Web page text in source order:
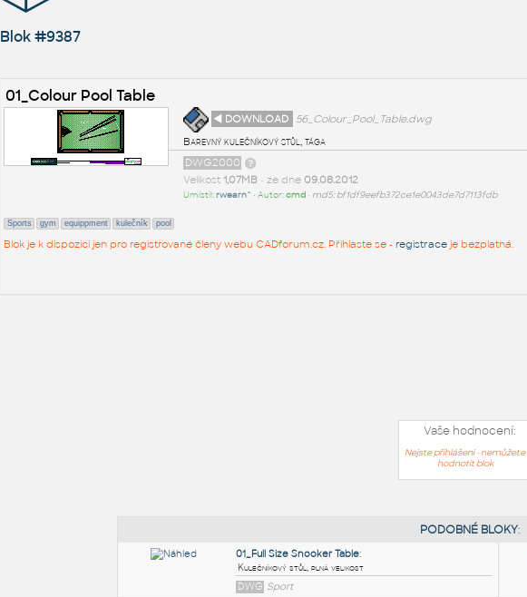
Blok #9387
01_Colour Pool Table
◄ DOWNLOAD
56_Colour_Pool_Table.dwg
Barevný kulečníkový stůl, tága
DWG2000
Velikost 1,07MB• ze dne 09.08.2012
Umístil:rwearn^ • Autor:cmd• md5: bf1df9eefb372ce1e0043de7d7113fdb
Sports gym equippment kulečník pool
Blok je k dispozici jen pro registrované členy webu CADforum.cz. Přihlaste se - registraceje bezplatná.
Vaše hodnocení:
Nejste přihlášeni - nemůžete
hodnotit blok